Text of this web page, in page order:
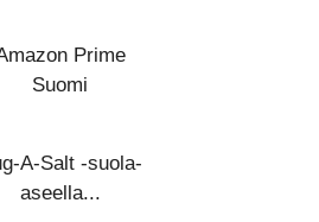
Prime
Suomi
A-Salt -suola-
aseella...